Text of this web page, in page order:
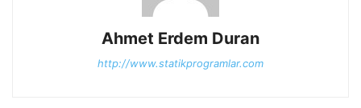
Ahmet Erdem Duran
http://www.statikprogramlar.com